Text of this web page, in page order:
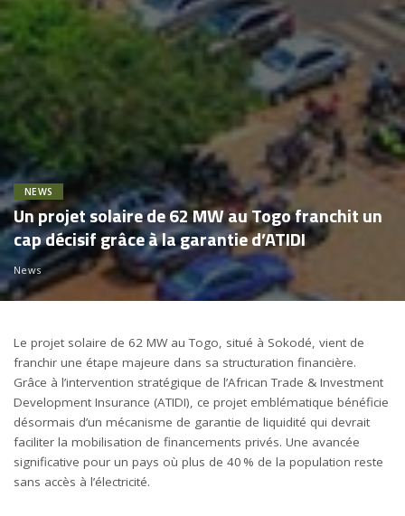
NEWS
Un projet solaire de 62 MW au Togo franchit un
cap décisif grâce à la garantie d’ATIDI
News
Le projet solaire de 62 MW au Togo, situé à Sokodé, vient de
franchir une étape majeure dans sa structuration financière.
Grâce à l’intervention stratégique de l’African Trade & Investment
Development Insurance (ATIDI), ce projet emblématique bénéficie
désormais d’un mécanisme de garantie de liquidité qui devrait
faciliter la mobilisation de financements privés. Une avancée
significative pour un pays où plus de 40 % de la population reste
sans accès à l’électricité.